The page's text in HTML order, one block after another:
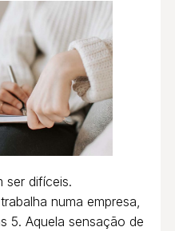
ser difíceis.
numa empresa,
5. Aquela sensação de